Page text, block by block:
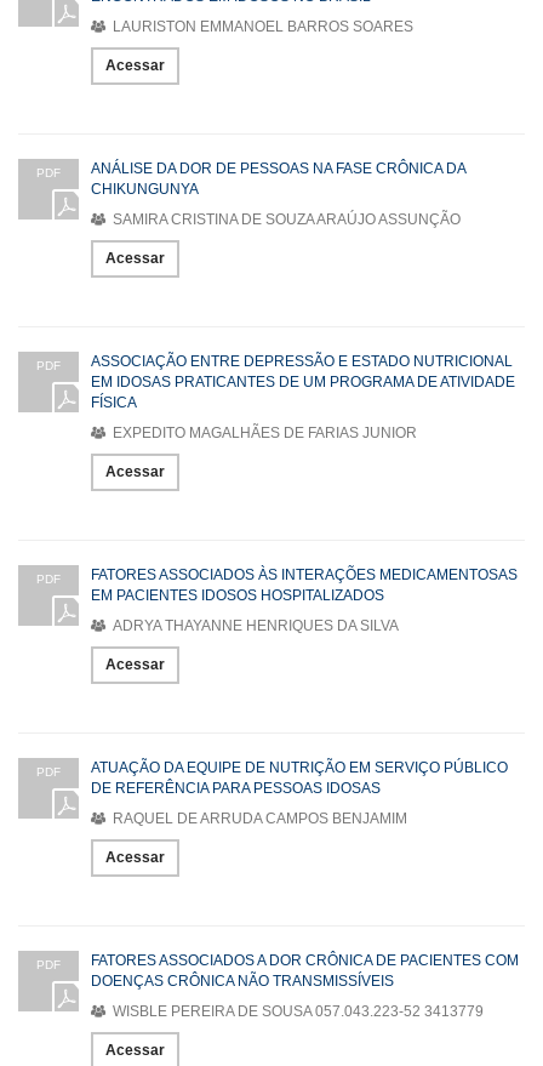
LAURISTON EMMANOEL BARROS SOARES
Acessar
PDF
ANÁLISE DA DOR DE PESSOAS NA FASE CRÔNICA DA
CHIKUNGUNYA
SAMIRA CRISTINA DE SOUZA ARAÚJO ASSUNÇÃO
Acessar
PDF
ASSOCIAÇÃO ENTRE DEPRESSÃO E ESTADO NUTRICIONAL
EM IDOSAS PRATICANTES DE UM PROGRAMA DE ATIVIDADE
FÍSICA
EXPEDITO MAGALHÃES DE FARIAS JUNIOR
Acessar
PDF
FATORES ASSOCIADOS ÀS INTERAÇÕES MEDICAMENTOSAS
EM PACIENTES IDOSOS HOSPITALIZADOS
ADRYA THAYANNE HENRIQUES DA SILVA
Acessar
PDF
ATUAÇÃO DA EQUIPE DE NUTRIÇÃO EM SERVIÇO PÚBLICO
DE REFERÊNCIA PARA PESSOAS IDOSAS
RAQUEL DE ARRUDA CAMPOS BENJAMIM
Acessar
PDF
FATORES ASSOCIADOS A DOR CRÔNICA DE PACIENTES COM
DOENÇAS CRÔNICA NÃO TRANSMISSÍVEIS
WISBLE PEREIRA DE SOUSA 057.043.223-52 3413779
Acessar